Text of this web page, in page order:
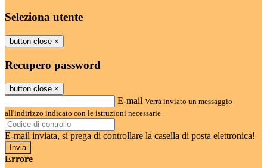
Seleziona utente
button close ×
Recupero password
button close ×
E-mail Verrà inviato un messaggio
all'indirizzo indicato con le istruzioni necessarie.
E-mail inviata, si prega di controllare la casella di posta elettronica!
Errore